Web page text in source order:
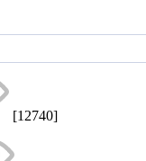
[12740]